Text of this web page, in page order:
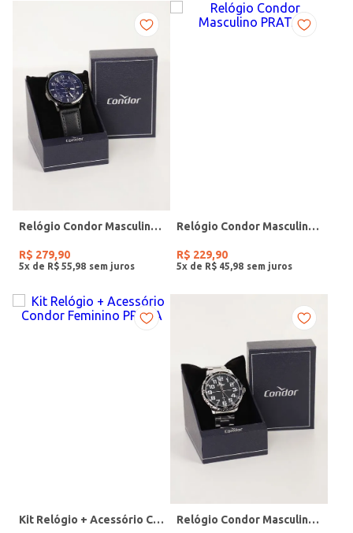
Relógio Condor Masculino PRETO
R$ 279,90
5x de R$ 55 98
Relógio Condor Masculino PRATA
R$ 229,90
5x de R$ 45 98
Kit Relógio + Acessório Condor Feminino PRATA Relógio Condor Masculino PRATA